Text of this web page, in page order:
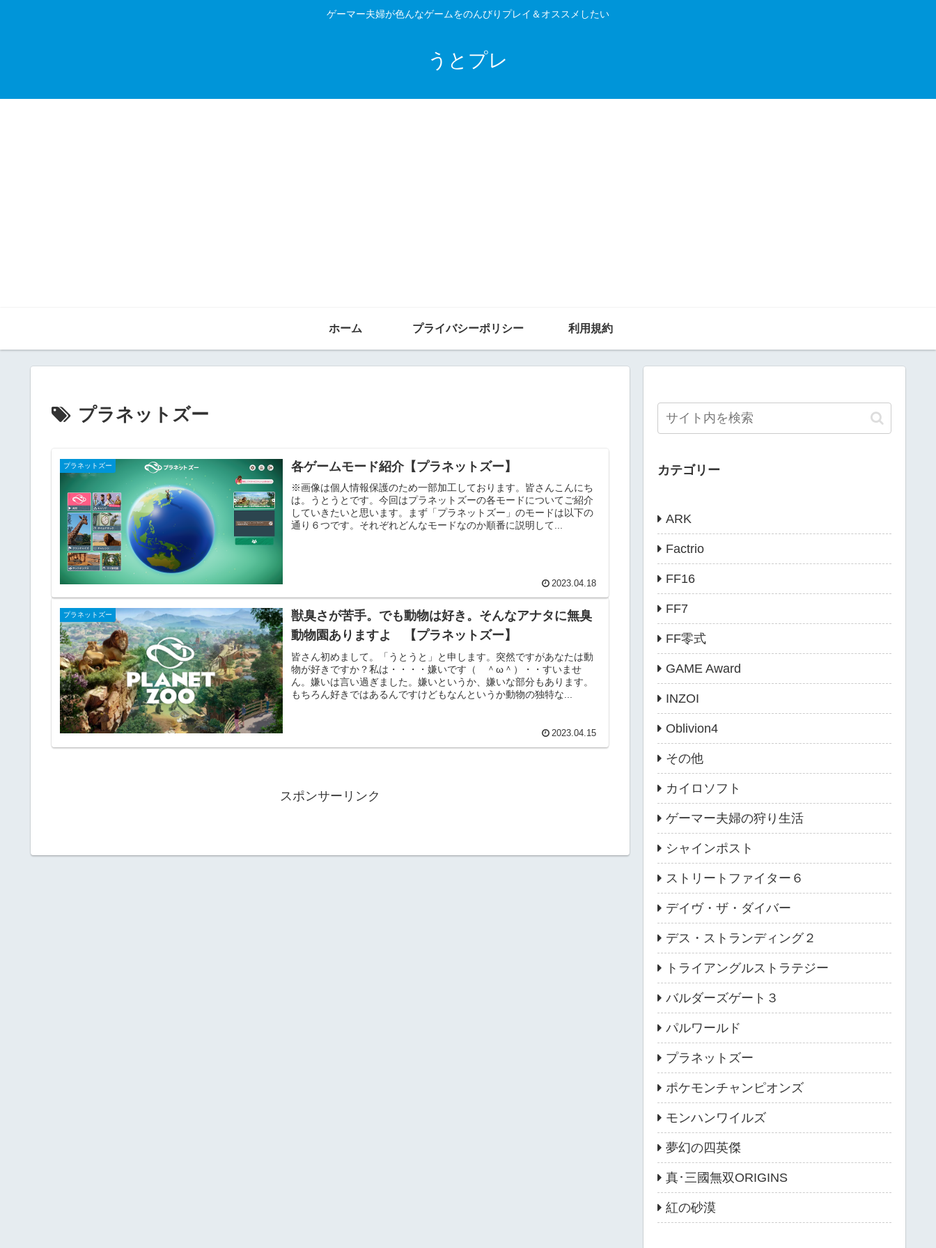
ゲーマー夫婦が色んなゲームをのんびりプレイ＆オススメしたい
うとプレ
ホーム プライバシーポリシー 利用規約
プラネットズー
プラネットズー 各ゲームモード紹介【プラネットズー】
※画像は個人情報保護のため一部加工しております。皆さんこんにち
は。うとうとです。今回はプラネットズーの各モードについてご紹介
していきたいと思います。まず「プラネットズー」のモードは以下の
通り６つです。それぞれどんなモードなのか順番に説明して...
2023.04.18
プラネットズー
獣臭さが苦手。でも動物は好き。そんなアナタに無臭
動物園ありますよ 【プラネットズー】
皆さん初めまして。「うとうと」と申します。突然ですがあなたは動
物が好きですか？私は・・・・嫌いです（ ＾ω＾）・・すいませ
ん。嫌いは言い過ぎました。嫌いというか、嫌いな部分もあります。
もちろん好きではあるんですけどもなんというか動物の独特な...
2023.04.15
スポンサーリンク
カテゴリー
ARK
Factrio
FF16
FF7
FF零式
GAME Award
INZOI
Oblivion4
その他
カイロソフト
ゲーマー夫婦の狩り生活
シャインポスト
ストリートファイター６
デイヴ・ザ・ダイバー
デス・ストランディング２
トライアングルストラテジー
バルダーズゲート３
パルワールド
プラネットズー
ポケモンチャンピオンズ
モンハンワイルズ
夢幻の四英傑
真･三國無双ORIGINS
紅の砂漠